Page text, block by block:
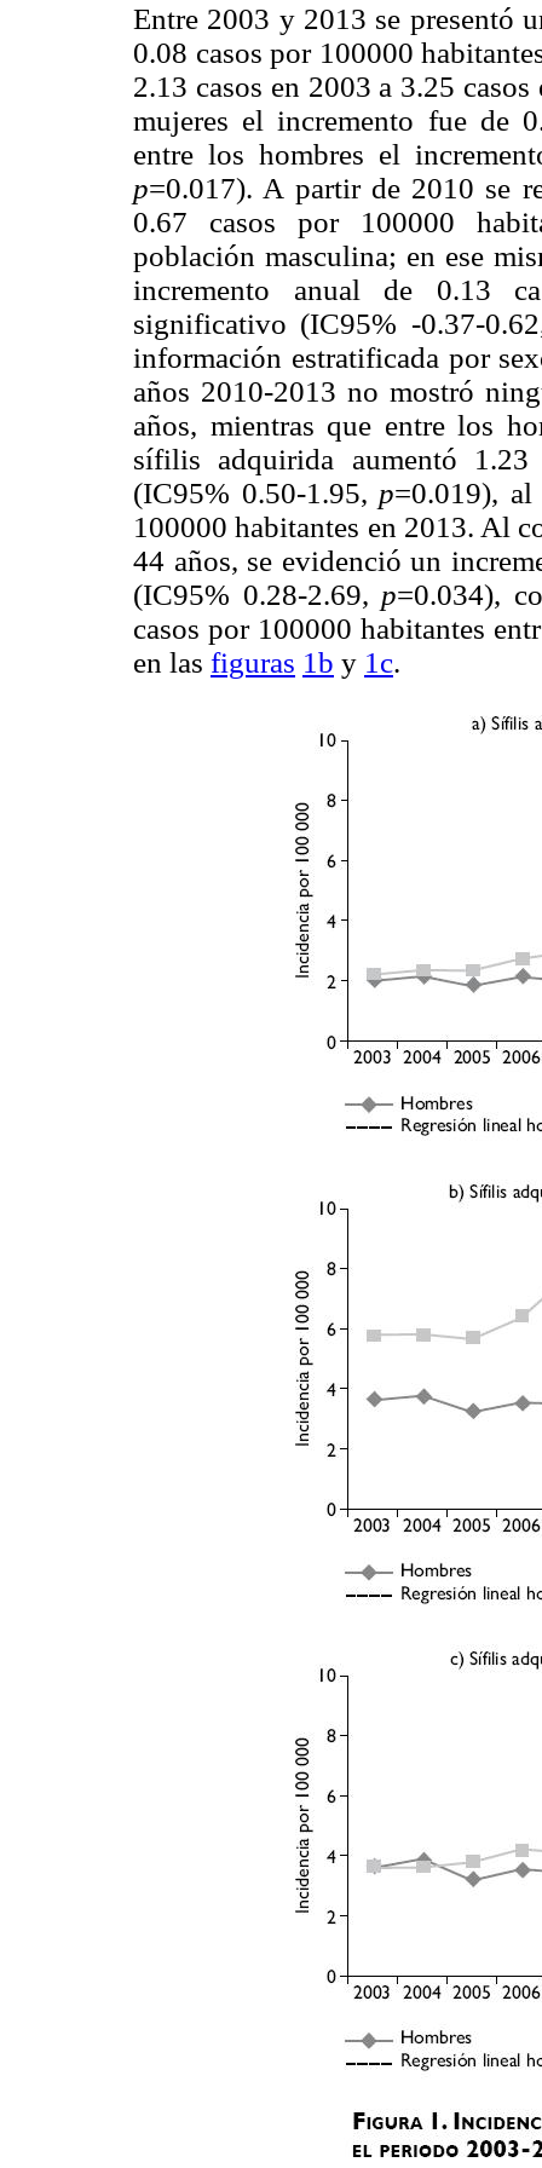
Entre 2003 y 2013 se presentó
0.08 casos por 100000
2.13 casos en 2003 a 3.25
mujeres el incremento fue de
entre los hombres el
p=0.017). A partir de 2010 se
0.67 casos por 100000
población masculina; en ese
incremento anual de 0.13
significativo (IC95% -0.37-
información estratificada por
años 2010-2013 no mostró
años, mientras que entre los
sífilis adquirida aumentó
(IC95% 0.50-1.95, p=0.019), al
100000 habitantes en 2013. Al
44 años, se evidenció un
(IC95% 0.28-2.69, p=0.034),
casos por 100000 habitantes
en las figuras 1b y 1c.